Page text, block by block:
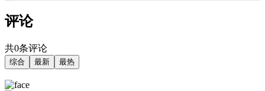
评论
共0条评论
综合 最新 最热